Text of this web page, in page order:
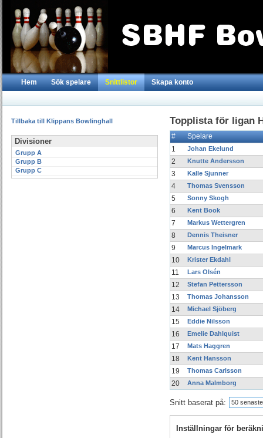
Hem Sök spelare Snittlistor Skapa konto
Tillbaka till Klippans Bowlinghall
Divisioner
Grupp A
Grupp B
Grupp C
Topplista för ligan
#
Spelare
1
Johan Ekelund
2 Knutte Andersson
3 Kalle Sjunner
4 Thomas Svensson
5 Sonny Skogh
6 Kent Book
7 Markus Wettergren
8 Dennis Theisner
9 Marcus Ingelmark
10 Krister Ekdahl
11 Lars Olsén
12 Stefan Pettersson
13 Thomas Johansson
14 Michael Sjöberg
15 Eddie Nilsson
16 Emelie Dahlquist
17 Mats Haggren
18 Kent Hansson
19 Thomas Carlsson
20 Anna Malmborg
Snitt baserat på: 50
Inställningar för